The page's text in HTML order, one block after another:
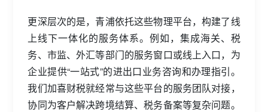
更深层次的是，青浦依托这些物理平台，构建了线
上线下一体化的服务体系。例如，集成海关、税
务、市监、外汇等部门的服务窗口或线上入口，为
企业提供“一站式”的进出口业务咨询和办理指引。
我们加喜财税就经常与这些平台的服务团队对接，
协同为客户解决跨境结算、税务备案等复杂问题。